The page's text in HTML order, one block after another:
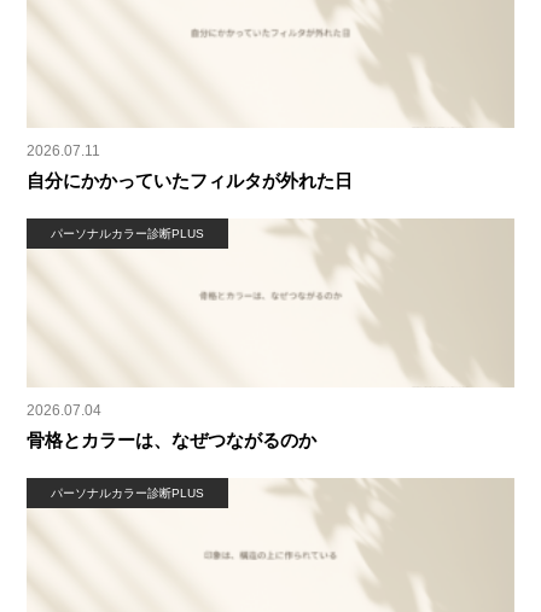
2026.07.11
自分にかかっていたフィルタが外れた日
パーソナルカラー診断PLUS
2026.07.04
骨格とカラーは、なぜつながるのか
パーソナルカラー診断PLUS